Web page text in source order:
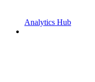
Analytics Hub